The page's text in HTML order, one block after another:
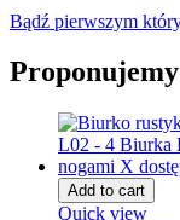
Bądź pierwszym
Add to cart
Quick view